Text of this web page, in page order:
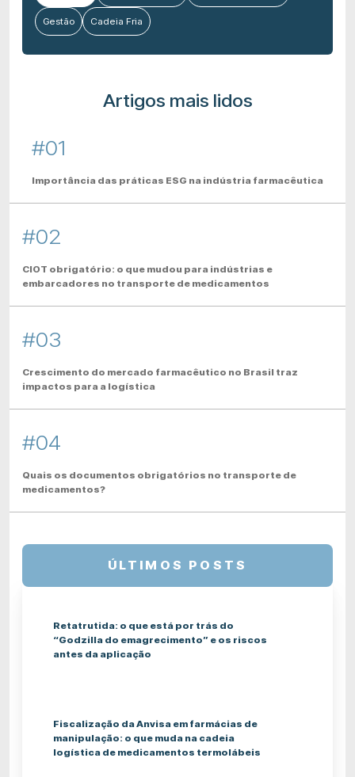
Gestão Cadeia Fria
Artigos mais lidos
#01
Importância das práticas ESG na indústria farmacêutica
#02
CIOT obrigatório: o que mudou para indústrias e
embarcadores no transporte de medicamentos
#03
Crescimento do mercado farmacêutico no Brasil traz
impactos para a logística
#04
Quais os documentos obrigatórios no transporte de
medicamentos?
ÚLTIMOS POSTS
Retatrutida: o que está por trás do
“Godzilla do emagrecimento” e os riscos
antes da aplicação
Fiscalização da Anvisa em farmácias de
manipulação: o que muda na cadeia
logística de medicamentos termolábeis